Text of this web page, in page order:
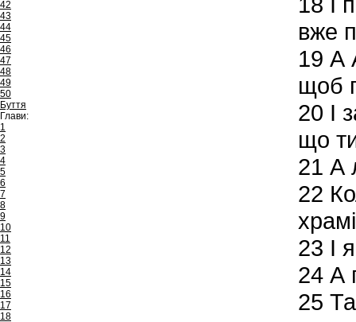
42
43
44
45
46
47
48
49
50
Буття
Глави:
1
2
3
4
5
6
7
8
9
10
11
12
13
14
15
16
17
18
вже
19 А
щоб
20 І
що
21 А
22
23 І
24 А
25